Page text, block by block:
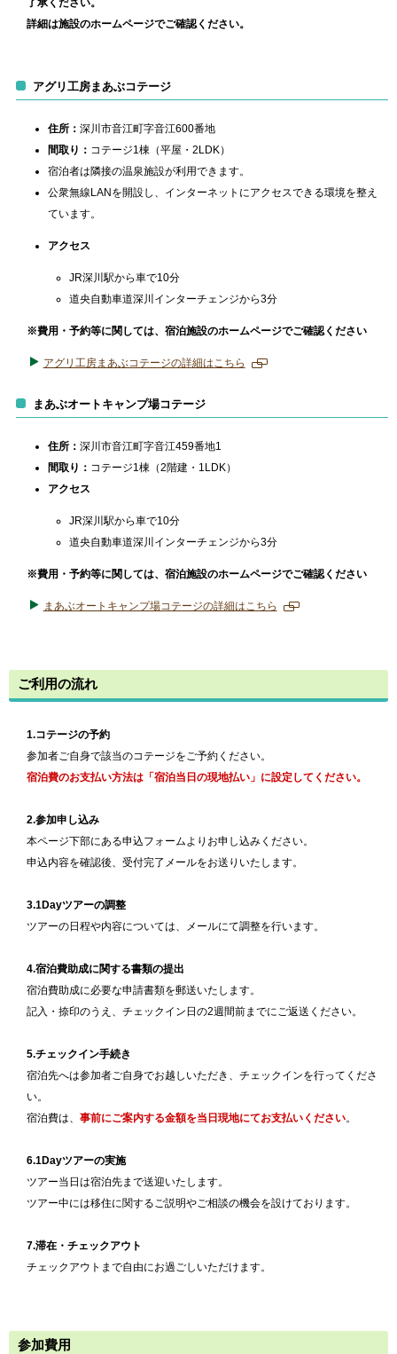
了承ください。
詳細は施設のホームページでご確認ください。
アグリ工房まあぶコテージ
住所： 深川市音江町字音江600番地
間取り： コテージ1棟（平屋・2LDK）
宿泊者は隣接の温泉施設が利用できます。
公衆無線LANを開設し、インターネットにアクセスできる環境を整え
ています。
アクセス
JR深川駅から車で10分
道央自動車道深川インターチェンジから3分
※費用・予約等に関しては、宿泊施設のホームページでご確認ください
アグリ工房まあぶコテージの詳細はこちら
まあぶオートキャンプ場コテージ
住所： 深川市音江町字音江459番地1
間取り： コテージ1棟（2階建・1LDK）
アクセス
JR深川駅から車で10分
道央自動車道深川インターチェンジから3分
※費用・予約等に関しては、宿泊施設のホームページでご確認ください
まあぶオートキャンプ場コテージの詳細はこちら
ー
で
ご利用の流れ
1.コテージの予約
参加者ご自身で該当のコテージをご予約ください。
宿泊費のお支払い方法は「宿泊当日の現地払い」に設定してください。
2.参加申し込み
本ページ下部にある申込フォームよりお申し込みください。
申込内容を確認後、受付完了メールをお送りいたします。
3.1Dayツアーの調整
ツアーの日程や内容については、メールにて調整を行います。
4.宿泊費助成に関する書類の提出
宿泊費助成に必要な申請書類を郵送いたします。
記入・捺印のうえ、チェックイン日の2週間前までにご返送ください。
5.チェックイン手続き
宿泊先へは参加者ご自身でお越しいただき、チェックインを行ってくださ
い。
宿泊費は、 事前にご案内する金額を当日現地にてお支払いください。
6.1Dayツアーの実施
ツアー当日は宿泊先まで送迎いたします。
ツアー中には移住に関するご説明やご相談の機会を設けております。
7.滞在・チェックアウト
チェックアウトまで自由にお過ごしいただけます。
参加費用